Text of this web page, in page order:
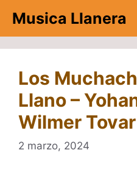
contenido
Musica Llanera
Los
Llano –
Wilmer Tovar
2 marzo, 2024